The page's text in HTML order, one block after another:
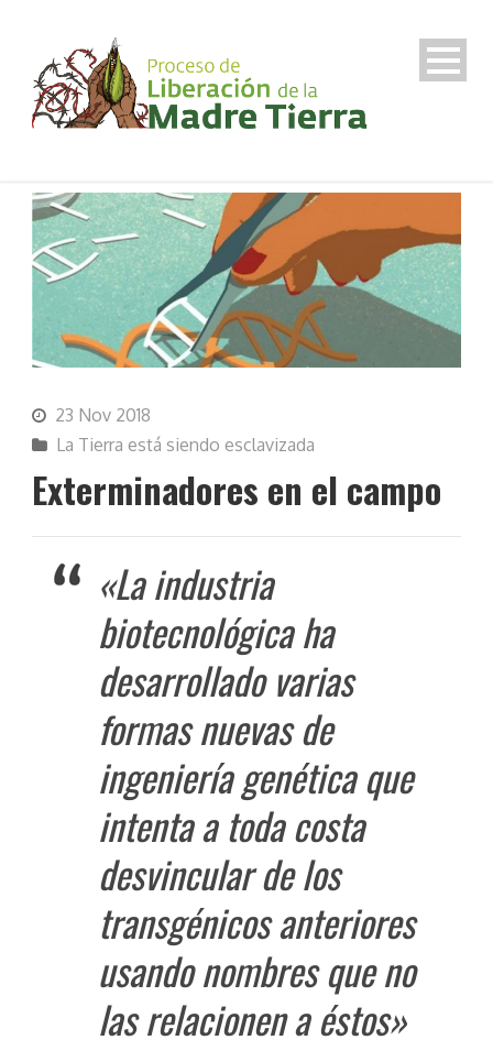
23 Nov 2018
La Tierra está siendo esclavizada
Exterminadores en el campo
«La industria
biotecnológica ha
desarrollado varias
formas nuevas de
ingeniería genética que
intenta a toda costa
desvincular de los
transgénicos anteriores
usando nombres que no
las relacionen a éstos»